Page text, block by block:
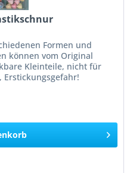
Formen und
können vom Original
Kleinteile, nicht für
Erstickungsgefahr!